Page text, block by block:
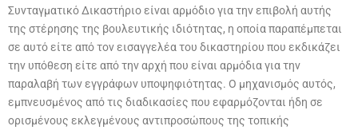
Συνταγματικό Δικαστήριο είναι αρμόδιο για την επιβολή αυτής
της στέρησης της βουλευτικής ιδιότητας, η οποία παραπέμπεται
σε αυτό είτε από τον εισαγγελέα του δικαστηρίου που εκδικάζει
την υπόθεση είτε από την αρχή που είναι αρμόδια για την
παραλαβή των εγγράφων υποψηφιότητας. Ο μηχανισμός αυτός,
εμπνευσμένος από τις διαδικασίες που εφαρμόζονται ήδη σε
ορισμένους εκλεγμένους αντιπροσώπους της τοπικής